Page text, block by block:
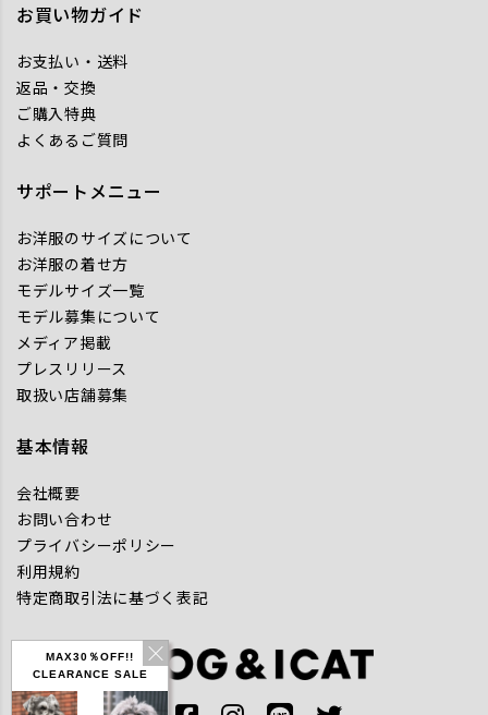
MAX30％OFF!!
CLEARANCE SALE
お買い物ガイド
お支払い・送料
返品・交換
ご購入特典
よくあるご質問
サポートメニュー
お洋服のサイズについて
お洋服の着せ方
モデルサイズ一覧
モデル募集について
メディア掲載
プレスリリース
取扱い店舗募集
基本情報
会社概要
お問い合わせ
プライバシーポリシー
利用規約
特定商取引法に基づく表記